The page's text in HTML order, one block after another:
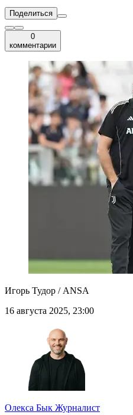
Поделиться
0
комментарии
Игорь Тудор / ANSA
16 августа 2025, 23:00
Олекса Бык Журналист